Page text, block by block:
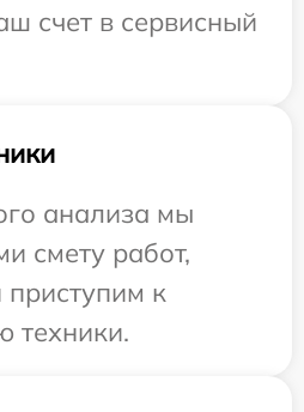
счет в сервисный
анализа мы
смету работ,
к
техники.